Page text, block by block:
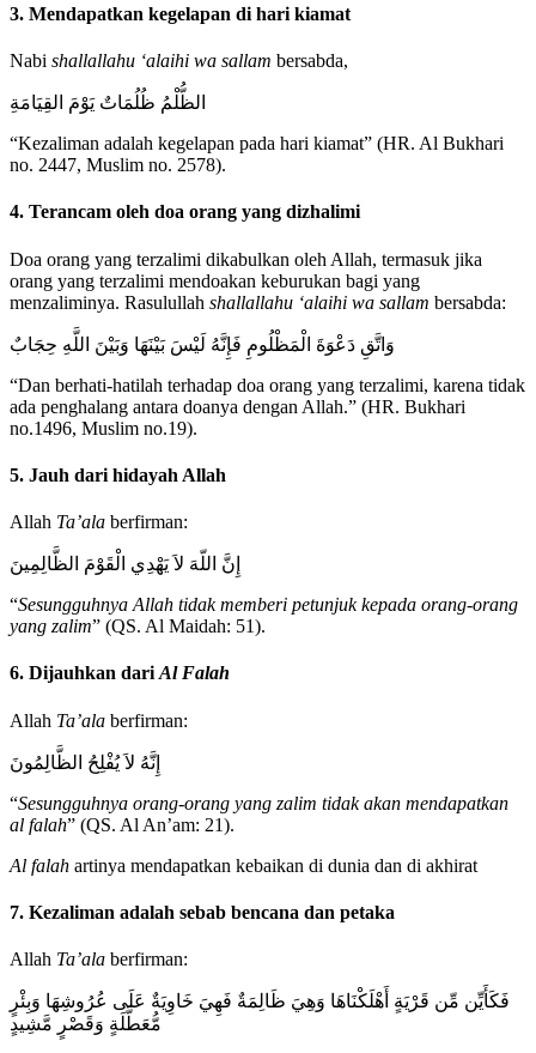
3. Mendapatkan kegelapan di hari kiamat
Nabi shallallahu ‘alaihi wa sallam bersabda,
الظُّلْمُ ظُلُمَاتٌ يَوْمَ القِيَامَةِ
“Kezaliman adalah kegelapan pada hari kiamat” (HR. Al Bukhari
no. 2447, Muslim no. 2578).
4. Terancam oleh doa orang yang dizhalimi
Doa orang yang terzalimi dikabulkan oleh Allah, termasuk jika
orang yang terzalimi mendoakan keburukan bagi yang
menzaliminya. Rasulullah shallallahu ‘alaihi wa sallam bersabda:
وَاتَّقِ دَعْوَةَ الْمَظْلُومِ فَإِنَّهُ لَيْسَ بَيْنَهَا وَبَيْنَ اللَّهِ حِجَابٌ
“Dan berhati-hatilah terhadap doa orang yang terzalimi, karena tidak
ada penghalang antara doanya dengan Allah.” (HR. Bukhari
no.1496, Muslim no.19).
5. Jauh dari hidayah Allah
Allah Ta’ala berfirman:
إِنَّ اللّهَ لاَ يَهْدِي الْقَوْمَ الظَّالِمِينَ
“Sesungguhnya Allah tidak memberi petunjuk kepada orang-orang
yang zalim” (QS. Al Maidah: 51).
6. Dijauhkan dari Al Falah
Allah Ta’ala berfirman:
إِنَّهُ لاَ يُفْلِحُ الظَّالِمُونَ
“Sesungguhnya orang-orang yang zalim tidak akan mendapatkan
al falah” (QS. Al An’am: 21).
Al falah artinya mendapatkan kebaikan di dunia dan di akhirat
7. Kezaliman adalah sebab bencana dan petaka
Allah Ta’ala berfirman:
فَكَأَيِّن مِّن قَرْيَةٍ أَهْلَكْنَاهَا وَهِيَ ظَالِمَةٌ فَهِيَ خَاوِيَةٌ عَلَى عُرُوشِهَا وَبِئْرٍ
مُّعَطَّلَةٍ وَقَصْرٍ مَّشِيدٍ